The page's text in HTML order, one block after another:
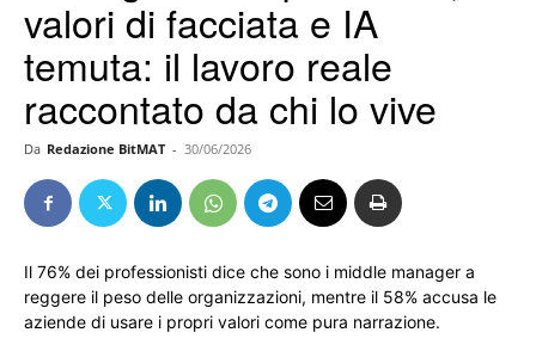
valori di facciata e IA
temuta: il lavoro reale
raccontato da chi lo vive
Da Redazione BitMAT - 30/06/2026
Il 76% dei professionisti dice che sono i middle manager a
reggere il peso delle organizzazioni, mentre il 58% accusa le
aziende di usare i propri valori come pura narrazione.